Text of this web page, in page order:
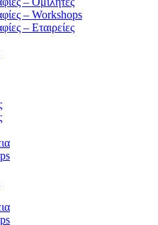
– Workshops
– Εταιρείες